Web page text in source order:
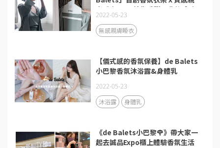
膚睡衣2.0，給你香甜入夢的體驗
2022-05-23
無感親膚睡衣
【儀式感的香氛保養】de Balets
小巴黎香氛沐浴露&身體乳
2022-05-23
沐浴露 身體乳
《de Balets小巴黎🌹》帶大家一
起去誠品Expo櫃上體驗香氛生活